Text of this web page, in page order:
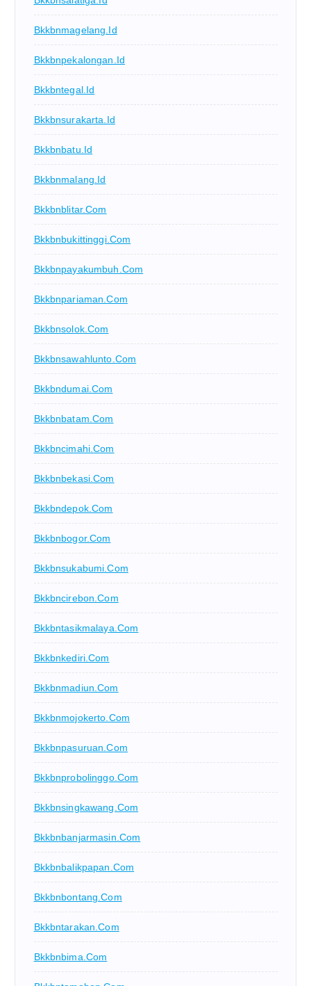
Bkkbnmagelang.id
Bkkbnpekalongan.id
Bkkbntegal.id
Bkkbnsurakarta.id
Bkkbnbatu.id
Bkkbnmalang.id
Bkkbnblitar.com
Bkkbnbukittinggi.com
Bkkbnpayakumbuh.com
Bkkbnpariaman.com
Bkkbnsolok.com
Bkkbnsawahlunto.com
Bkkbndumai.com
Bkkbnbatam.com
Bkkbncimahi.com
Bkkbnbekasi.com
Bkkbndepok.com
Bkkbnbogor.com
Bkkbnsukabumi.com
Bkkbncirebon.com
Bkkbntasikmalaya.com
Bkkbnkediri.com
Bkkbnmadiun.com
Bkkbnmojokerto.com
Bkkbnpasuruan.com
Bkkbnprobolinggo.com
Bkkbnsingkawang.com
Bkkbnbanjarmasin.com
Bkkbnbalikpapan.com
Bkkbnbontang.com
Bkkbntarakan.com
Bkkbnbima.com